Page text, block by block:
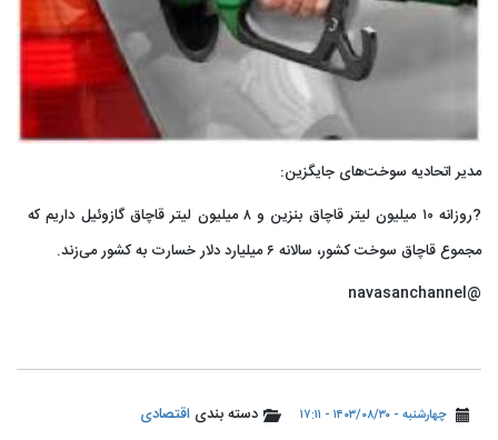
مدیر اتحادیه سوخت‌های جایگزین:
?️روزانه ۱۰ میلیون لیتر قاچاق بنزین و ۸ میلیون لیتر قاچاق گازوئیل داریم که
مجموع قاچاق سوخت کشور، سالانه ۶ میلیارد دلار خسارت به کشور می‌زند.
@navasanchannel
چهارشنبه - ۱۴۰۳/۰۸/۳۰ - ۱۷:۱۱ دسته بندی اقتصادی